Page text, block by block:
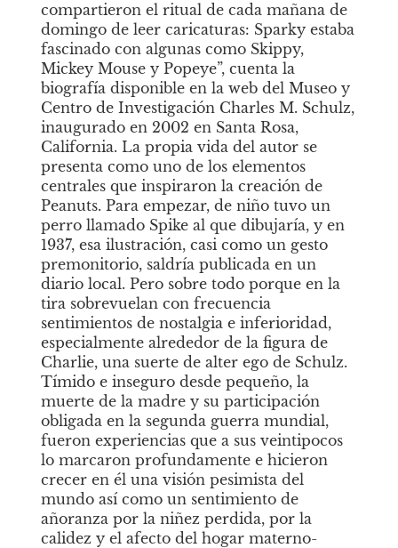
compartieron el ritual de cada mañana de
domingo de leer caricaturas: Sparky estaba
fascinado con algunas como Skippy,
Mickey Mouse y Popeye”, cuenta la
biografía disponible en la web del Museo y
Centro de Investigación Charles M. Schulz,
inaugurado en 2002 en Santa Rosa,
California. La propia vida del autor se
presenta como uno de los elementos
centrales que inspiraron la creación de
Peanuts. Para empezar, de niño tuvo un
perro llamado Spike al que dibujaría, y en
1937, esa ilustración, casi como un gesto
premonitorio, saldría publicada en un
diario local. Pero sobre todo porque en la
tira sobrevuelan con frecuencia
sentimientos de nostalgia e inferioridad,
especialmente alrededor de la figura de
Charlie, una suerte de alter ego de Schulz.
Tímido e inseguro desde pequeño, la
muerte de la madre y su participación
obligada en la segunda guerra mundial,
fueron experiencias que a sus veintipocos
lo marcaron profundamente e hicieron
crecer en él una visión pesimista del
mundo así como un sentimiento de
añoranza por la niñez perdida, por la
calidez y el afecto del hogar materno-